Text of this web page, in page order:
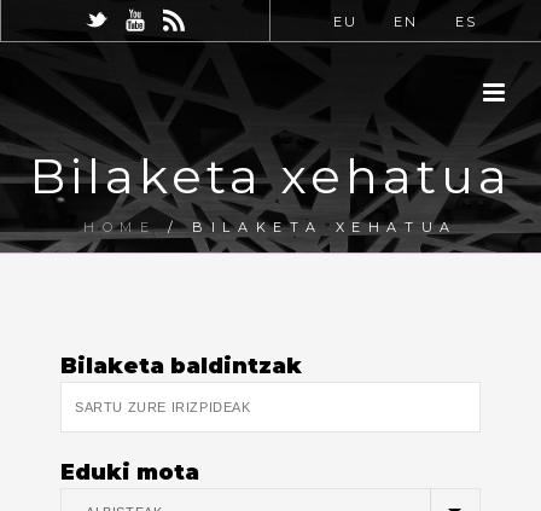
EU EN ES
Bilaketa xehatua
HOME/ BILAKETA XEHATUA
Bilaketa baldintzak
Eduki mota